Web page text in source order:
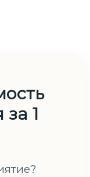
1